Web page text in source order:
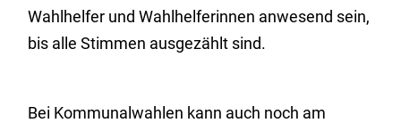
Wahlhelfer und Wahlhelferinnen anwesend sein,
bis alle Stimmen ausgezählt sind.
Bei Kommunalwahlen kann auch noch am